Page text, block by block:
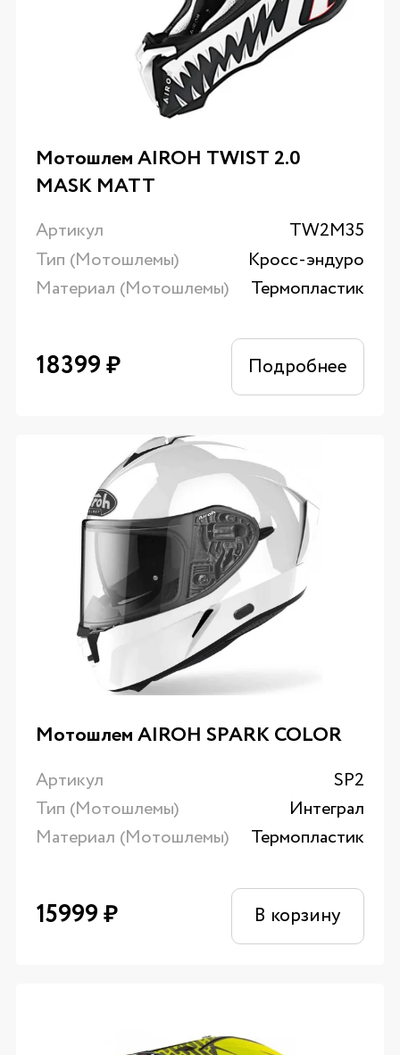
Мотошлем AIROH TWIST 2.0
MASK MATT
Артикул
TW2M35
Тип (Мотошлемы)
Кросс-эндуро
Материал (Мотошлемы)
Термопластик
18399₽ Подробнее
Мотошлем AIROH SPARK COLOR
Артикул
SP2
Тип (Мотошлемы)
Интеграл
Материал (Мотошлемы)
Термопластик
15999₽ В корзину